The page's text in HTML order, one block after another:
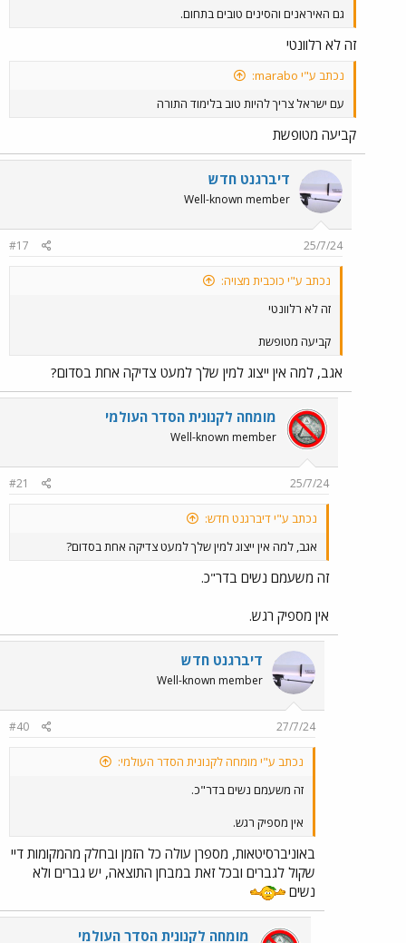
גם האיראנים והסינים טובים בתחום.
זה לא רלוונטי
נכתב ע"י marabo:
עם ישראל צריך להיות טוב בלימוד התורה
קביעה מטופשת
דיברגנט חדש
Well-known member
25/7/24
#17
נכתב ע"י כוכבית מצויה:
זה לא רלוונטי
קביעה מטופשת
אגב, למה אין ייצוג למין שלך למעט צדיקה אחת בסדום?
מומחה לקנונית הסדר העולמי
Well-known member
25/7/24
#21
נכתב ע"י דיברגנט חדש:
אגב, למה אין ייצוג למין שלך למעט צדיקה אחת בסדום?
זה משעמם נשים בדר"כ.
אין מספיק רגש.
דיברגנט חדש
Well-known member
27/7/24
#40
נכתב ע"י מומחה לקנונית הסדר העולמי:
זה משעמם נשים בדר"כ.
אין מספיק רגש.
באוניברסיטאות, מספרן עולה כל הזמן ובחלק מהמקומות דיי
שקול לגברים ובכל זאת במבחן התוצאה, יש גברים ולא
נשים
מומחה לקנונית הסדר העולמי